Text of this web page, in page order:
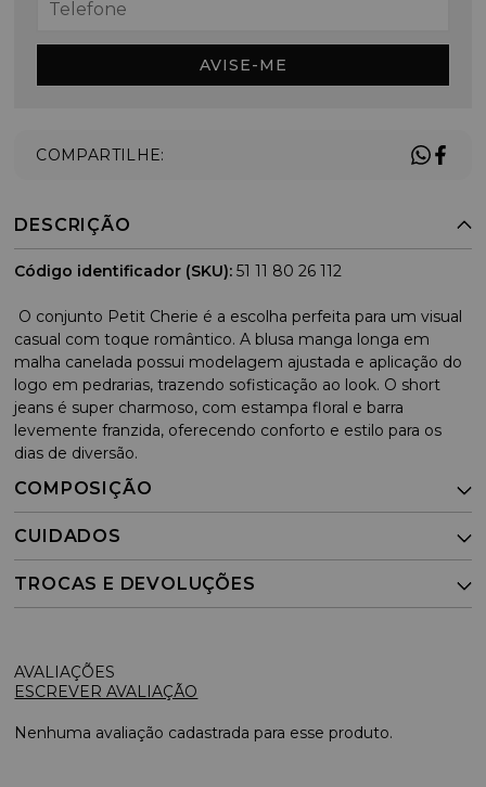
AVISE-ME
COMPARTILHE:
DESCRIÇÃO
Código identificador (SKU): 51 11 80 26 112
O conjunto Petit Cherie é a escolha perfeita para um visual
casual com toque romântico. A blusa manga longa em
malha canelada possui modelagem ajustada e aplicação do
logo em pedrarias, trazendo sofisticação ao look. O short
jeans é super charmoso, com estampa floral e barra
levemente franzida, oferecendo conforto e estilo para os
dias de diversão.
COMPOSIÇÃO
CUIDADOS
TROCAS E DEVOLUÇÕES
ESCREVER AVALIAÇÃO
Nenhuma avaliação cadastrada para esse produto.